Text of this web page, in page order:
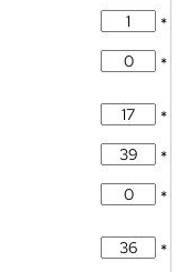
*
*
*
*
*
*